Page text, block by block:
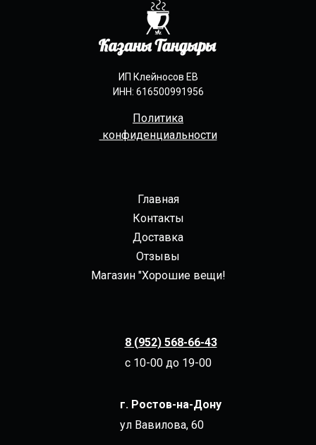
ИП Клейносов ЕВ
ИНН: 616500991956
Политика
конфиденциальности
Главная
Контакты
Доставка
Отзывы
Магазин "Хорошие вещи!
8 (952) 568-66-43
с 10-00 до 19-00
г. Ростов-на-Дону
ул Вавилова, 60